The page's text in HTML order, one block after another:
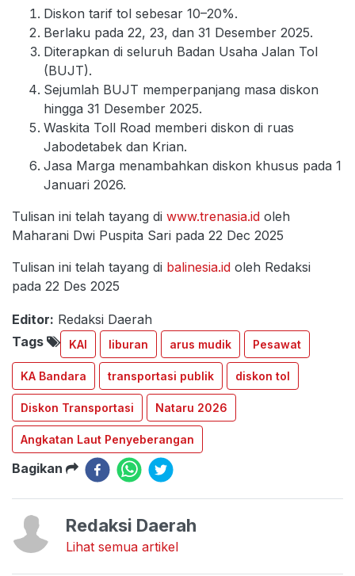
Diskon tarif tol sebesar 10–20%.
Berlaku pada 22, 23, dan 31 Desember 2025.
Diterapkan di seluruh Badan Usaha Jalan Tol
(BUJT).
Sejumlah BUJT memperpanjang masa diskon
hingga 31 Desember 2025.
Waskita Toll Road memberi diskon di ruas
Jabodetabek dan Krian.
Jasa Marga menambahkan diskon khusus pada 1
Januari 2026.
Tulisan ini telah tayang di www.trenasia.id oleh
Maharani Dwi Puspita Sari pada 22 Dec 2025
Tulisan ini telah tayang di balinesia.id oleh Redaksi
pada 22 Des 2025
Editor: Redaksi Daerah
Tags
KAI liburan arus mudik Pesawat
KA Bandara transportasi publik diskon tol
Diskon Transportasi Nataru 2026
Angkatan Laut Penyeberangan
Bagikan
Redaksi Daerah
Lihat semua artikel